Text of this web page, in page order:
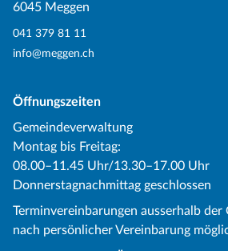
6045 Meggen
041 379 81 11
info@meggen.ch
Öffnungszeiten
Gemeindeverwaltung
Montag bis Freitag:
08.00–11.45 Uhr/13.30–17.00 Uhr
Donnerstagnachmittag geschlossen
Terminvereinbarungen ausserhalb
nach persönlicher Vereinbarung